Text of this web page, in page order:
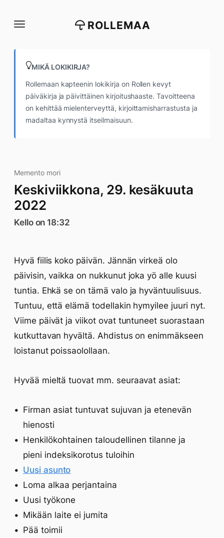
suoraan
ROLLEMAA
MIKÄ LOKIKIRJA?
Rollemaan kapteenin lokikirja on Rollen kevyt
päiväkirja ja päivittäinen kirjoitushaaste. Tavoitteena
on kehittää mielenterveyttä, kirjoittamisharrastusta ja
madaltaa kynnystä itseilmaisuun.
Memento mori
Keskiviikkona, 29. kesäkuuta
2022
Kello on 18:32
Hyvä fiilis koko päivän. Jännän virkeä olo
päivisin, vaikka on nukkunut joka yö alle kuusi
tuntia. Ehkä se on tämä valo ja hyväntuulisuus.
Tuntuu, että elämä todellakin hymyilee juuri nyt.
Viime päivät ja viikot ovat tuntuneet suorastaan
kutkuttavan hyvältä. Ahdistus on enimmäkseen
loistanut poissaolollaan.
Hyvää mieltä tuovat mm. seuraavat asiat:
Firman asiat tuntuvat sujuvan ja etenevän
hienosti
Henkilökohtainen taloudellinen tilanne ja
pieni indeksikorotus tuloihin
Uusi asunto
Loma alkaa perjantaina
Uusi työkone
Mikään laite ei jumita
Pää toimii